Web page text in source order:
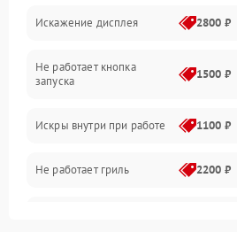
Питание и запуск
Нагрев и приготовление
Программное обеспечение
Искажение дисплея 2800 ₽
Не работает кнопка
запуска
1500 ₽
Искры внутри при работе 1100 ₽
Не работает гриль 2200 ₽